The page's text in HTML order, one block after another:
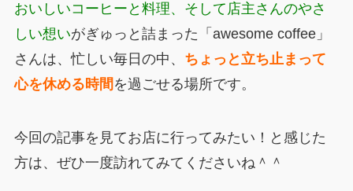
おいしいコーヒーと料理、そして店主さんのやさ
しい想いがぎゅっと詰まった「awesome coffee」
さんは、忙しい毎日の中、 ちょっと立ち止まって
心を休める時間 を過ごせる場所です。
今回の記事を見てお店に行ってみたい！と感じた
方は、ぜひ一度訪れてみてくださいね＾＾